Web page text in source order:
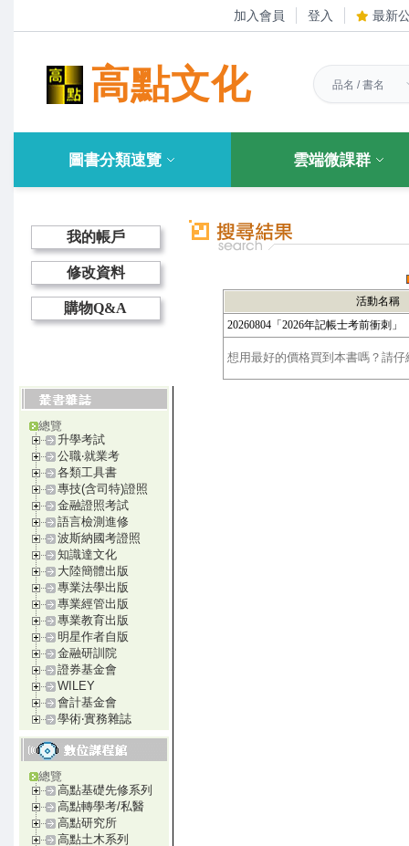
加入會員 登入 最新
高點文化
圖書分類速覽 雲端微課群
我的帳戶
修改資料
購物Q&A
總覽
升學考試
公職‧就業考
各類工具書
專技(含司特)證照
金融證照考試
語言檢測進修
波斯納國考證照
知識達文化
大陸簡體出版
專業法學出版
專業經管出版
專業教育出版
明星作者自版
金融研訓院
證券基金會
WILEY
會計基金會
學術‧實務雜誌
總覽
高點基礎先修系列
高點轉學考/私醫
高點研究所
高點土木系列
活動名稱
20260804「2026年記帳士考前衝刺」
想用最好的價格買到本書嗎？請